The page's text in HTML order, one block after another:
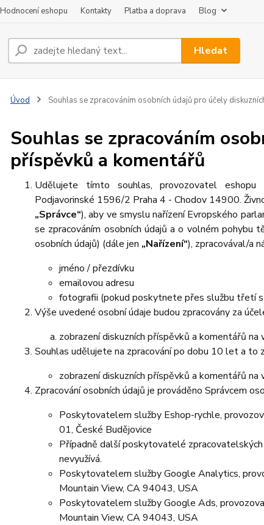
Hodnocení eshopu Kontakty Platba a doprava Blog
Hledat
Úvod Souhlas se zpracováním osobních údajů pro účely
Souhlas se zpracováním
příspěvků a komentářů
Udělujete tímto souhlas, provozovatel
Podjavorinské 1596/2 Praha 4 - Chodov 14900.
„Správce“), aby ve smyslu nařízení Evropského
se zpracováním osobních údajů a o volném pohybu
osobních údajů) (dále jen „Nařízení“), zpracovával/a
jméno / přezdívku
emailovou adresu
fotografii (pokud poskytnete přes službu třetí
Výše uvedené osobní údaje budou zpracovány za
zobrazení diskuzních příspěvků a komentářů na
Souhlas udělujete na zpracování po dobu 10 let a to
zobrazení diskuzních příspěvků a komentářů na
Zpracování osobních údajů je prováděno Správcem
Poskytovatelem služby Eshop-rychle,
01, České Budějovice
Případně další poskytovatelé
nevyužívá.
Poskytovatelem služby Google Analytics,
Mountain View, CA 94043, USA
Poskytovatelem služby Google Ads,
Mountain View, CA 94043, USA